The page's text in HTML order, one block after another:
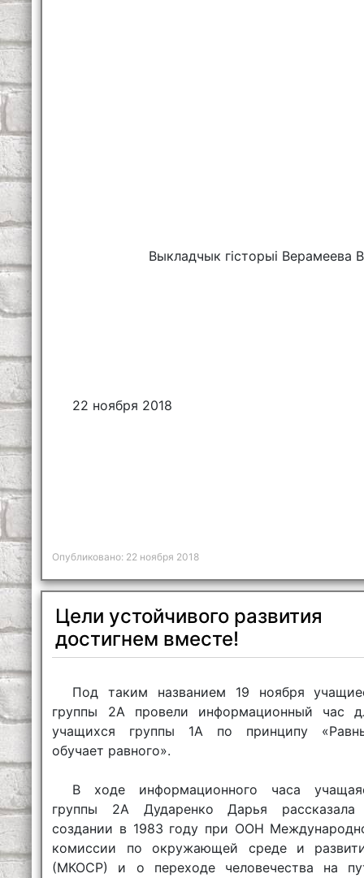
Выкладчык гісторыі Верамеева
22 ноября 2018
Опубликовано: 22 ноября 2018
Цели устойчивого развития
достигнем вместе!
Под таким названием 19 ноября
группы 2А провели информационный час
учащихся группы 1А по принципу
обучает равного».
В ходе информационного часа
группы 2А Дударенко Дарья
создании в 1983 году при ООН
комиссии по окружающей среде и
(МКОСР) и о переходе человечества на